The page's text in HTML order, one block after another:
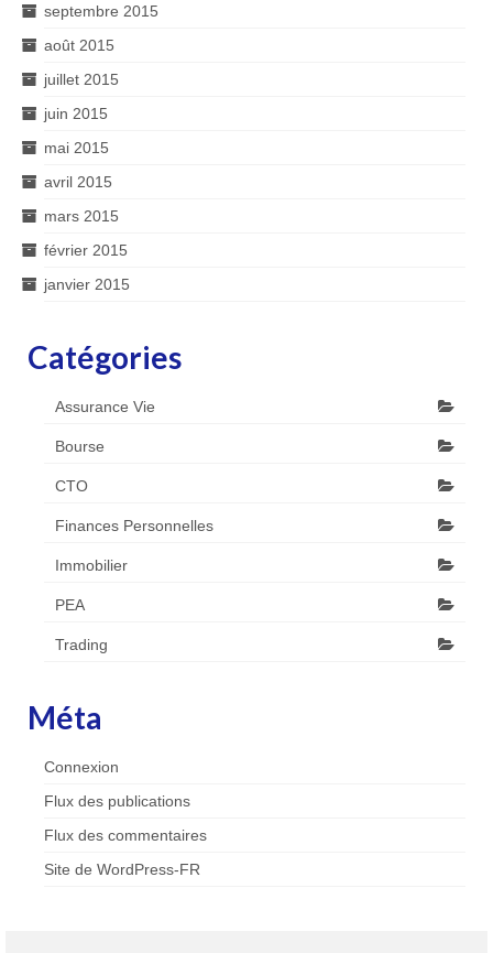
septembre 2015
août 2015
juillet 2015
juin 2015
mai 2015
avril 2015
mars 2015
février 2015
janvier 2015
Catégories
Assurance Vie
Bourse
CTO
Finances Personnelles
Immobilier
PEA
Trading
Méta
Connexion
Flux des publications
Flux des commentaires
Site de WordPress-FR